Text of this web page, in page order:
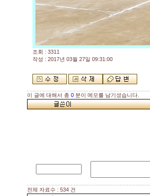
조회 : 3311
작성 : 2017년 03월 27일 09:31:00
이 글에 대해서 총 0 분이 메모를 남기셨습니다.
전체 자료수 : 534 건